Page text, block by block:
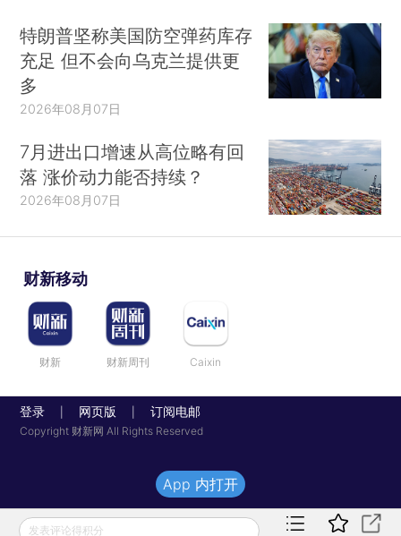
特朗普坚称美国防空弹药库存
充足 但不会向乌克兰提供更
多
2026年08月07日
7月进出口增速从高位略有回
落 涨价动力能否持续？
2026年08月07日
财新移动
财新 财新周刊 Caixin
登录 网页版 订阅电邮
Copyright 财新网 All Rights Reserved
App 内打开
发表评论得积分